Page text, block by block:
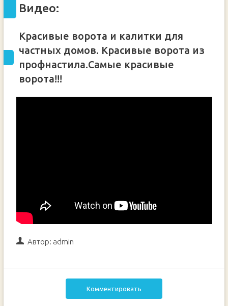
Видео:
Красивые ворота и калитки для
частных домов. Красивые ворота из
профнастила.Самые красивые
ворота!!!
Автор: admin
Комментировать